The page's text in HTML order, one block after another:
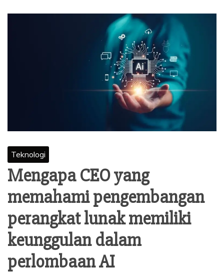
Teknologi
Mengapa CEO yang
memahami pengembangan
perangkat lunak memiliki
keunggulan dalam
perlombaan AI